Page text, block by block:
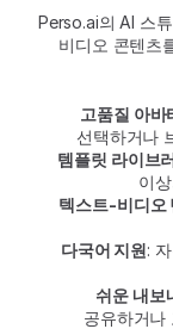
Perso.ai의 AI 스
비디오 콘텐츠
고품질 아바
선택하거나
템플릿 라이브
이
텍스트-비디오
다국어 지원:
쉬운 내보
공유하거나